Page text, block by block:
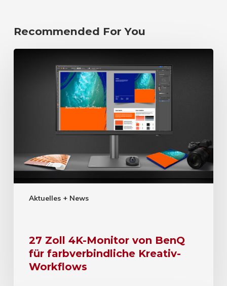
Recommended For You
Aktuelles + News
27 Zoll 4K-Monitor von BenQ
für farbverbindliche Kreativ-
Workflows